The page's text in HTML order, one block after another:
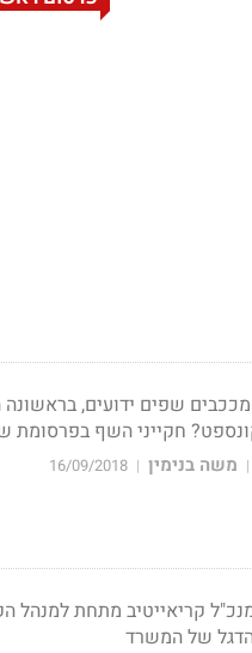
מככבים שפים ידועים,
חקייני השף
| משה בנימין |
16/09/2018
קריאייטיב מתחת למנהל
של המשרד